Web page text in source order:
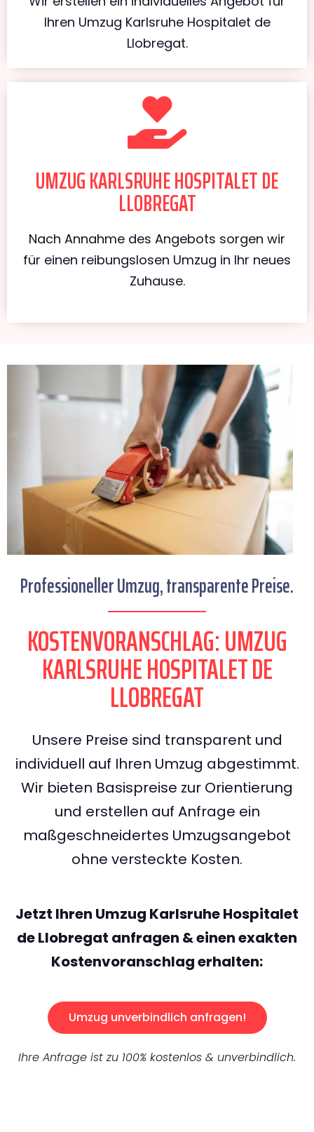
Ihren Umzug Karlsruhe Hospitalet de
Llobregat.
UMZUG KARLSRUHE HOSPITALET DE
LLOBREGAT
Nach Annahme des Angebots sorgen wir
für einen reibungslosen Umzug in Ihr neues
Zuhause.
Professioneller Umzug, transparente Preise.
KOSTENVORANSCHLAG: UMZUG
KARLSRUHE HOSPITALET DE
LLOBREGAT
Unsere Preise sind transparent und
individuell auf Ihren Umzug abgestimmt.
Wir bieten Basispreise zur Orientierung
und erstellen auf Anfrage ein
maßgeschneidertes Umzugsangebot
ohne versteckte Kosten.
Jetzt Ihren Umzug Karlsruhe Hospitalet
de Llobregat anfragen & einen exakten
Kostenvoranschlag erhalten:
Umzug unverbindlich anfragen!
Ihre Anfrage ist zu 100% kostenlos & unverbindlich.